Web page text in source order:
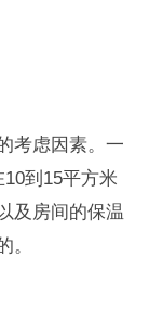
考虑因素。一
到15平方米
及房间的保温
。